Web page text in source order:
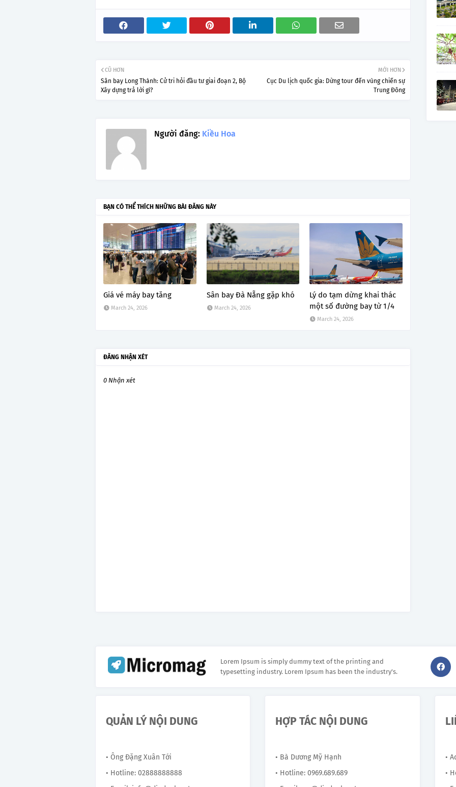
MỚI HƠN
Cục Du lịch quốc gia: Dừng tour đến vùng chiến sự
Trung Đông
CŨ HƠN
Sân bay Long Thành: Cử tri hỏi đầu tư giai đoạn 2, Bộ
Xây dựng trả lời gì?
Người đăng: Kiều Hoa
BẠN CÓ THỂ THÍCH NHỮNG BÀI ĐĂNG NÀY
Giá vé máy bay tăng
March 24, 2026
Sân bay Đà Nẵng gặp khó
March 24, 2026
Lý do tạm dừng khai thác
một số đường bay từ 1/4
March 24, 2026
ĐĂNG NHẬN XÉT
0 Nhận xét
Lorem Ipsum is simply dummy text of the printing and
typesetting industry. Lorem Ipsum has been the industry's.
QUẢN LÝ NỘI DUNG
• Ông Đặng Xuân Tới
• Hotline: 02888888888
HỢP TÁC NỘI DUNG
• Bà Dương Mỹ Hạnh
• Hotline: 0969.689.689
•
•